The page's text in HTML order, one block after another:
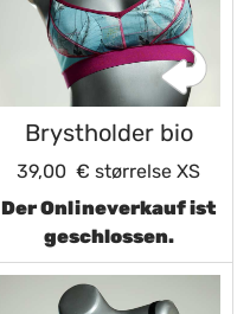
Brystholder bio
39,00 € størrelse XS
Der Onlineverkauf ist
geschlossen.